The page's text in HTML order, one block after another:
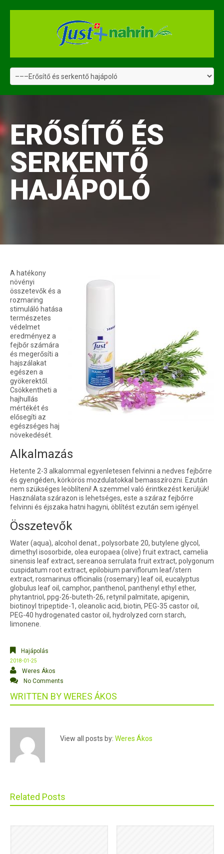
ERŐSÍTŐ ÉS
SERKENTŐ
HAJÁPOLÓ
A hatékony
növényi
összetevők és a
rozmaring
stimuláló hatása
természetes
védelmet
eredményez a
fejbőr számára
és megerősíti a
hajszálakat
egészen a
gyökerektől.
Csökkentheti a
hajhullás
mértékét és
elősegíti az
egészséges haj
növekedését.
Alkalmazás
Hetente 2-3 alkalommal egyenletesen felvinni a nedves fejbőrre
és gyengéden, körkörös mozdulatokkal bemasszírozni. Ezután
nem szükséges leöblíteni! A szemmel való érintkezést kerüljük!
Használata szárazon is lehetséges, este a száraz fejbőrre
felvinni és éjszaka hatni hagyni, öblítést ezután sem igényel.
Összetevők
Water (aqua), alcohol denat., polysorbate 20, butylene glycol,
dimethyl isosorbide, olea europaea (olive) fruit extract, camelia
sinensis leaf extract, sereanoa serrulata fruit extract, polygonum
cuspidatum root extract, epilobium parviflorum leaf/stern
extract, rosmarinus officinalis (rosemary) leaf oil, eucalyptus
globulus leaf oil, camphor, panthenol, panthenyl ethyl ether,
phytantriol, ppg-26-buteth-26, retynil palmitate, apigenin,
biotinoyl tripeptide-1, oleanolic acid, biotin, PEG-35 castor oil,
PEG-40 hydrogenated castor oil, hydrolyzed corn starch,
limonene.
Hajápolás
2018-01-25
Weres Ákos
No Comments
WRITTEN BYWERES ÁKOS
View all posts by: Weres Ákos
Related Posts